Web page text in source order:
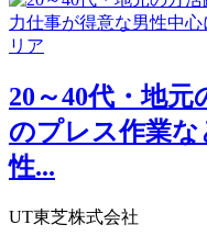
20～40代・地
のプレス作業な
性...
UT東芝株式会社